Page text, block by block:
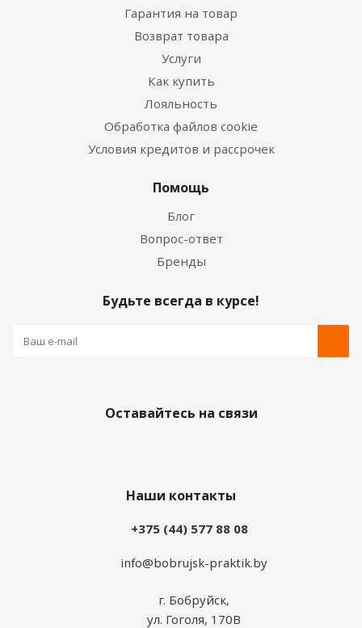
Гарантия на товар
Возврат товара
Услуги
Как купить
Лояльность
Обработка файлов cookie
Условия кредитов и рассрочек
Помощь
Блог
Вопрос-ответ
Бренды
Будьте всегда в курсе!
Оставайтесь на связи
Наши контакты
+375 (44) 577 88 08
info@bobrujsk-praktik.by
г. Бобруйск,
ул. Гоголя, 170В